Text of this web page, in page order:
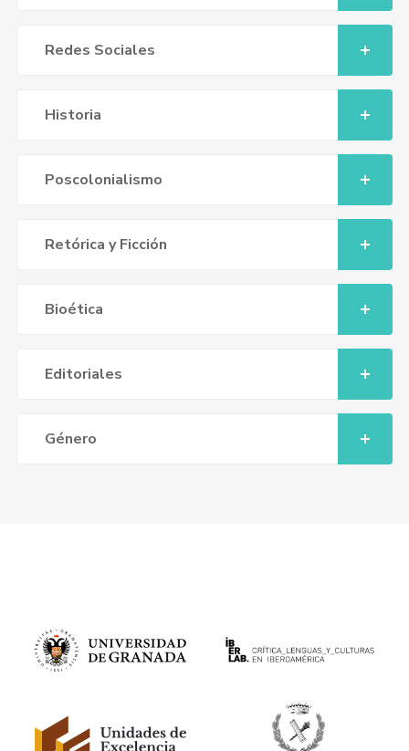
Redes Sociales
Historia
Poscolonialismo
Retórica y Ficción
Bioética
Editoriales
Género